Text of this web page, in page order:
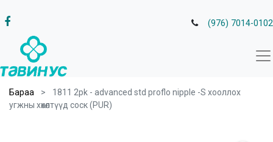
(976) 7014-0102
Бараа
1811 2pk - advanced std proflo nipple -S хооллох
угжны хөхөлтүүд соск (PUR)